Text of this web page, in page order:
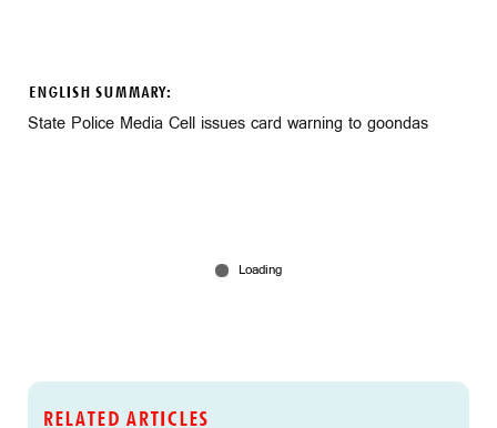
ENGLISH SUMMARY:
State Police Media Cell issues card warning to goondas
RELATED ARTICLES